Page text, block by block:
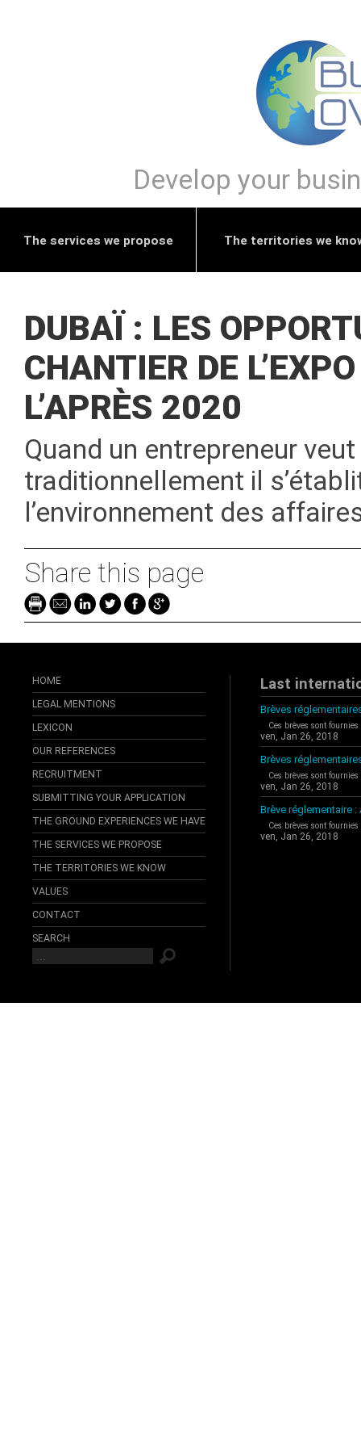
Develop your
The services we propose The territories we
DUBAÏ : LES
CHANTIER DE
L’APRÈS 2020
Quand un entrepreneur
traditionnellement il
l’environnement des
Share this page
HOME
LEGAL MENTIONS
LEXICON
OUR REFERENCES
RECRUITMENT
SUBMITTING YOUR APPLICATION
THE GROUND EXPERIENCES WE HAVE
THE SERVICES WE PROPOSE
THE TERRITORIES WE KNOW
VALUES
CONTACT
SEARCH
Last
Brèves
Ces brèves sont
ven, Jan 26, 2018
Brèves
Ces brèves sont
ven, Jan 26, 2018
Brève réglementaire :
Ces brèves sont
ven, Jan 26, 2018